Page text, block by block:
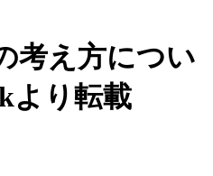
考え方につい
より転載